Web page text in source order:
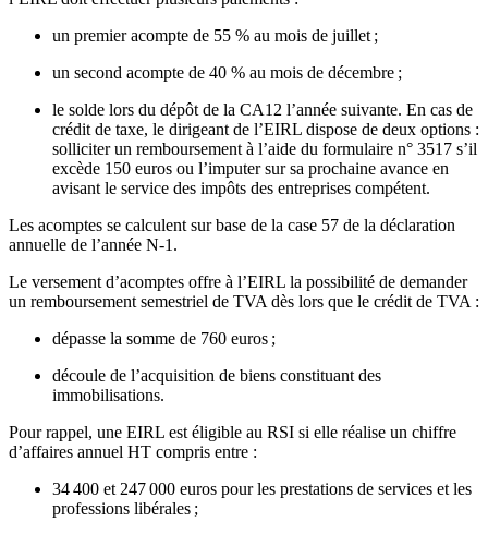
un premier acompte de 55 % au mois de juillet ;
un second acompte de 40 % au mois de décembre ;
le solde lors du dépôt de la CA12 l’année suivante. En cas de
crédit de taxe, le dirigeant de l’EIRL dispose de deux options :
solliciter un remboursement à l’aide du formulaire n° 3517 s’il
excède 150 euros ou l’imputer sur sa prochaine avance en
avisant le service des impôts des entreprises compétent.
Les acomptes se calculent sur base de la case 57 de la déclaration
annuelle de l’année N-1.
Le versement d’acomptes offre à l’EIRL la possibilité de demander
un remboursement semestriel de TVA dès lors que le crédit de TVA :
dépasse la somme de 760 euros ;
découle de l’acquisition de biens constituant des
immobilisations.
Pour rappel, une EIRL est éligible au RSI si elle réalise un chiffre
d’affaires annuel HT compris entre :
34 400 et 247 000 euros pour les prestations de services et les
professions libérales ;